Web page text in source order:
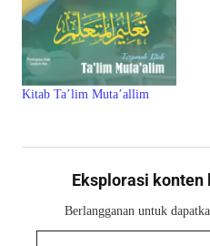
Kitab Ta’lim Muta’allim
Eksplorasi konten
Berlangganan untuk
Ketikkan email Anda...